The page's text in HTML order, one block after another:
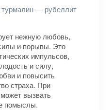
— рубеллит
нежную любовь,
и порывы. Это
импульсов,
и силу,
и повысить
страха. При
вызвать
помыслы.